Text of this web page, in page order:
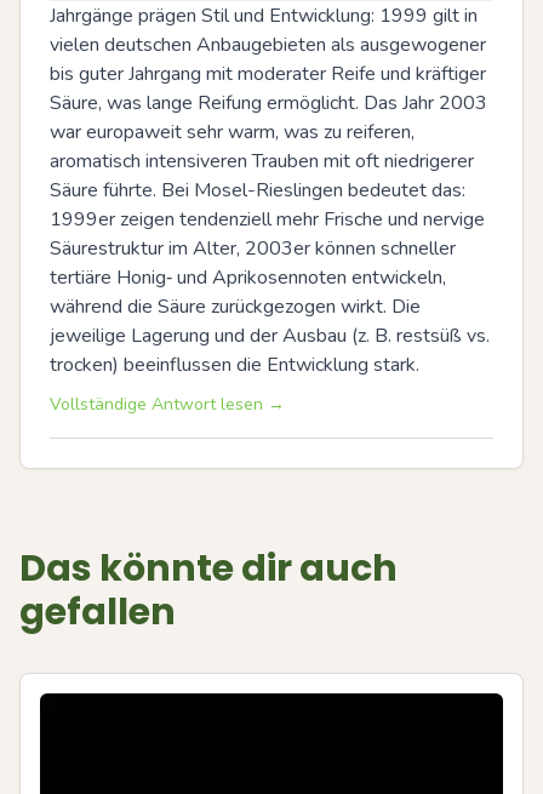
Jahrgänge prägen Stil und Entwicklung: 1999 gilt in
vielen deutschen Anbaugebieten als ausgewogener
bis guter Jahrgang mit moderater Reife und kräftiger
Säure, was lange Reifung ermöglicht. Das Jahr 2003
war europaweit sehr warm, was zu reiferen,
aromatisch intensiveren Trauben mit oft niedrigerer
Säure führte. Bei Mosel-Rieslingen bedeutet das:
1999er zeigen tendenziell mehr Frische und nervige
Säurestruktur im Alter, 2003er können schneller
tertiäre Honig‑ und Aprikosennoten entwickeln,
während die Säure zurückgezogen wirkt. Die
jeweilige Lagerung und der Ausbau (z. B. restsüß vs.
trocken) beeinflussen die Entwicklung stark.
Vollständige Antwort lesen →
Das könnte dir auch
gefallen